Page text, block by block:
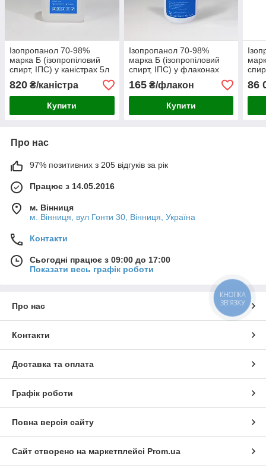
Ізопропанол 70-98%
марка Б (ізопропіловий
спирт, ІПС) у каністрах 5л
820 ₴/каністра
Купити
Ізопропанол 70-98%
марка Б (ізопропіловий
спирт, ІПС) у флаконах
165₴/флакон
Купити
86
Про нас
97% позитивних з 205 відгуків за рік
Працює з 14.05.2016
м. Вінниця
м. Вінниця, вул Гонти 30, Вінниця, Україна
Контакти
Сьогодні працює з 09:00 до 17:00
Показати весь графік роботи
Про нас
Контакти
Доставка та оплата
Графік роботи
Повна версія сайту
Сайт створено на маркетплейсі Prom.ua
КНОПКА
ЗВ'ЯЗКУ